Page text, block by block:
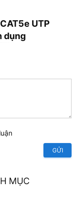
UTP
dụng
GỬI
MỤC